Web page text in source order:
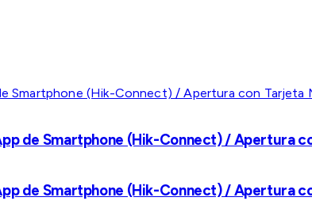
de Smartphone (Hik-Connect) / Apertura
de Smartphone (Hik-Connect) / Apertura